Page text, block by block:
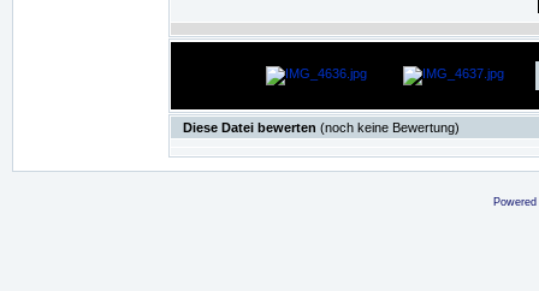
Diese Datei bewerten (noch keine Bewertung)